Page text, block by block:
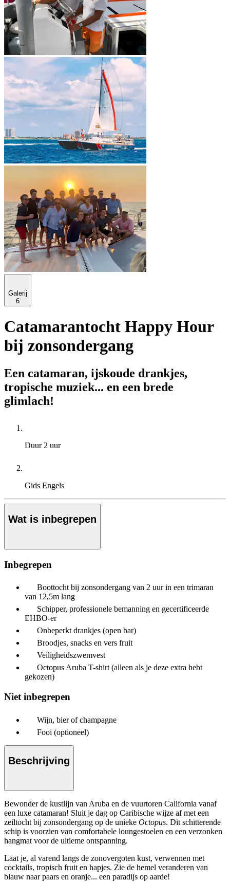
Galerij
6
Catamarantocht Happy Hour
bij zonsondergang
Een catamaran, ijskoude drankjes,
tropische muziek... en een brede
glimlach!
Duur 2 uur
Gids Engels
Wat is inbegrepen
Inbegrepen
Boottocht bij zonsondergang van 2 uur in een trimaran
van 12,5m lang
Schipper, professionele bemanning en gecertificeerde
EHBO-er
Onbeperkt drankjes (open bar)
Broodjes, snacks en vers fruit
Veiligheidszwemvest
Octopus Aruba T-shirt (alleen als je deze extra hebt
gekozen)
Niet inbegrepen
Wijn, bier of champagne
Fooi (optioneel)
Beschrijving
Bewonder de kustlijn van Aruba en de vuurtoren California vanaf
een luxe catamaran! Sluit je dag op Caribische wijze af met een
zeiltocht bij zonsondergang op de unieke Octopus. Dit schitterende
schip is voorzien van comfortabele loungestoelen en een verzonken
hangmat voor de ultieme ontspanning.
Laat je, al varend langs de zonovergoten kust, verwennen met
cocktails, tropisch fruit en hapjes. Zie de hemel veranderen van
blauw naar paars en oranje... een paradijs op aarde!